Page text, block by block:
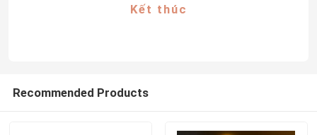
Kết thúc
Recommended Products